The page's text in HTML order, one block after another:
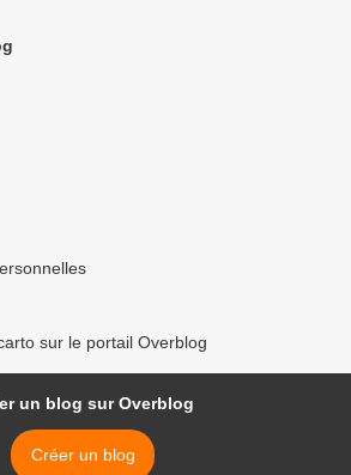
sur le portail Overblog
un blog sur Overblog
Créer un blog